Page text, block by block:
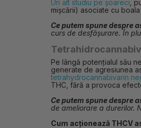
Un alt studiu pe șoareci ,
mișcării) asociate cu
Ce putem spune despre
curs de desfășurare. În
Pe lângă potențialul său
generate de agresiunea
tetrahydrocannabivarin
THC, fără a provoca
Ce putem spune despre
de ameliorare a durerilor.
Cum acționează THCV